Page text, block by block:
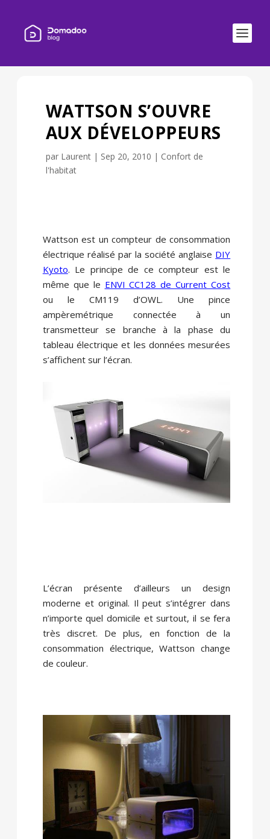
WATTSON S’OUVRE
AUX DÉVELOPPEURS
par Laurent| Sep 20, 2010 | Confort de
l'habitat
Wattson est un compteur de consommation
électrique réalisé par la société anglaise DIY
Kyoto. Le principe de ce compteur est le
même que le ENVI CC128 de Current Cost
ou le CM119 d’OWL. Une pince
ampèremétrique connectée à un
transmetteur se branche à la phase du
tableau électrique et les données mesurées
s’affichent sur l’écran.
L’écran présente d’ailleurs un design
moderne et original. Il peut s’intégrer dans
n’importe quel domicile et surtout, il se fera
très discret. De plus, en fonction de la
consommation électrique, Wattson change
de couleur.